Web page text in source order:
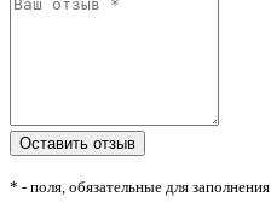
* - поля, обязательные для заполнения